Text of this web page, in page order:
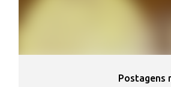
Postagens